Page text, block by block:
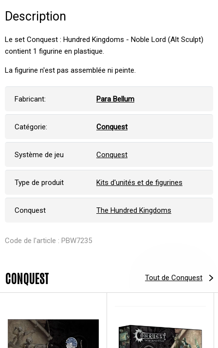
Description
Le set Conquest : Hundred Kingdoms - Noble Lord (Alt Sculpt)
contient 1 figurine en plastique.
La figurine n'est pas assemblée ni peinte.
Fabricant: Para Bellum
Catégorie: Conquest
Système de jeu Conquest
Type de produit Kits d'unités et de figurines
Conquest The Hundred Kingdoms
Code de l'article : PBW7235
CONQUEST Tout de Conquest